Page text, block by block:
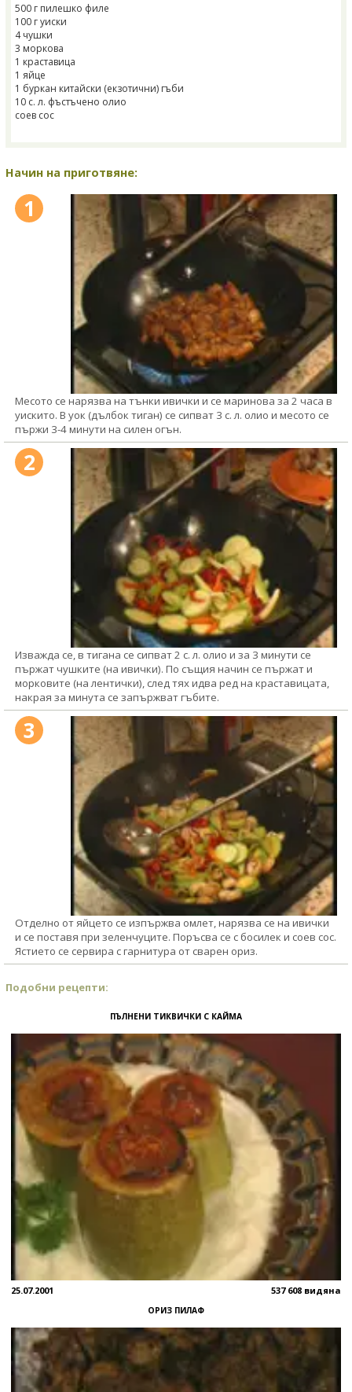
500 г пилешко филе
100 г уиски
4 чушки
3 моркова
1 краставица
1 яйце
1 буркан китайски (екзотични) гъби
10 с. л. фъстъчено олио
соев сос
Начин на приготвяне:
1
Месото се нарязва на тънки ивички и се маринова за 2 часа в
уискито. В уок (дълбок тиган) се сипват 3 с. л. олио и месото се
пържи 3-4 минути на силен огън.
2
Изважда се, в тигана се сипват 2 с. л. олио и за 3 минути се
пържат чушките (на ивички). По същия начин се пържат и
морковите (на лентички), след тях идва ред на краставицата,
накрая за минута се запържват гъбите.
3
Отделно от яйцето се изпържва омлет, нарязва се на ивички
и се поставя при зеленчуците. Поръсва се с босилек и соев сос.
Ястието се сервира с гарнитура от сварен ориз.
Подобни рецепти:
ПЪЛНЕНИ ТИКВИЧКИ С КАЙМА
25.07.2001 537 608 видяна
ОРИЗ ПИЛАФ